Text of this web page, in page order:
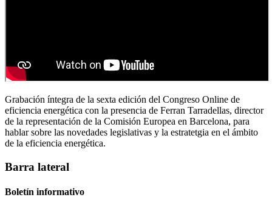
Grabación íntegra de la sexta edición del Congreso Online de
eficiencia energética con la presencia de Ferran Tarradellas, director
de la representación de la Comisión Europea en Barcelona, para
hablar sobre las novedades legislativas y la estratetgia en el ámbito
de la eficiencia energética.
Barra lateral
Boletín informativo